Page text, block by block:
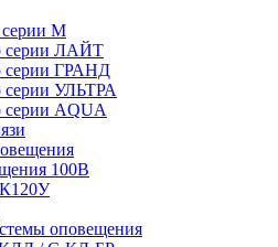
серии М
серии ЛАЙТ
серии ГРАНД
серии УЛЬТРА
серии AQUA
100В
оповещения